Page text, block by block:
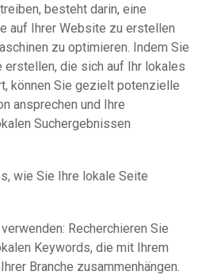
besteht darin, eine
auf Ihrer Website zu erstellen
zu optimieren. Indem Sie
die sich auf Ihr lokales
können Sie gezielt potenzielle
ansprechen und Ihre
Suchergebnissen
wie Sie Ihre lokale Seite
Recherchieren Sie
Keywords, die mit Ihrem
Branche zusammenhängen.